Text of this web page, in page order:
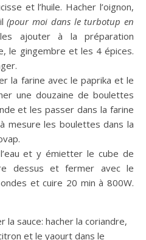
et l’huile. Hacher l’oignon,
(pour moi dans le turbotup en
ajouter à la préparation
le gingembre et les 4 épices.
la farine avec le paprika et le
une douzaine de boulettes
et les passer dans la farine
mesure les boulettes dans la
et y émietter le cube de
dessus et fermer avec le
et cuire 20 min à 800W.
sauce: hacher la coriandre,
et le yaourt dans le